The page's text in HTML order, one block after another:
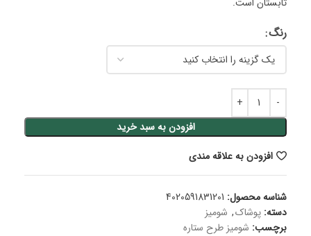
رنگ
افزودن به سبد خرید
افزودن به علاقه مندی
شناسه محصول: 4020591831201
دسته: پوشاک, شومیز
برچسب: شومیز طرح ستاره